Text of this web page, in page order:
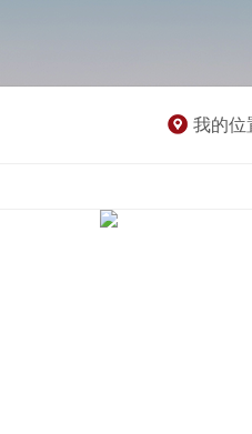
我的位